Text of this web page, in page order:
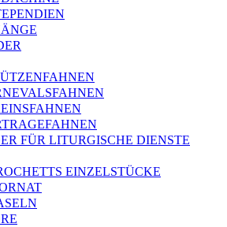
FÜR LITURGISCHE DIENSTE
EINZELSTÜCKE